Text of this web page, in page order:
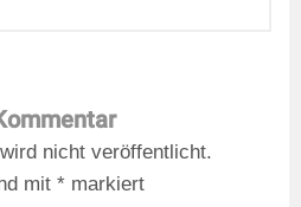
nicht veröffentlicht.
mit * markiert